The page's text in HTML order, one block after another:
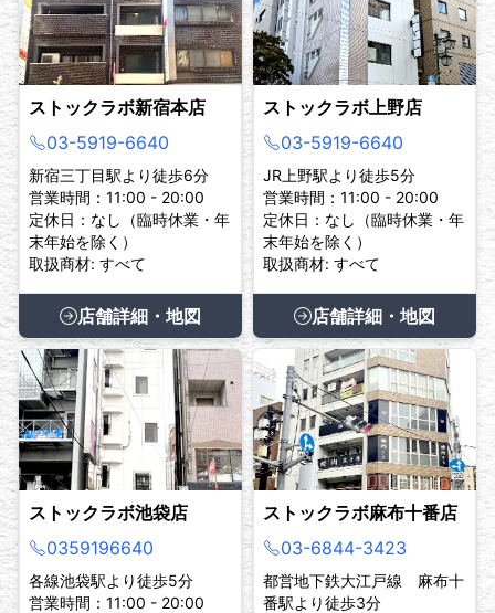
ストックラボ新宿本店
03-5919-6640
新宿三丁目駅より徒歩6分
営業時間：11:00 - 20:00
定休日：なし（臨時休業・年
末年始を除く）
取扱商材: すべて
店舗詳細・地図
ストックラボ上野店
03-5919-6640
JR上野駅より徒歩5分
営業時間：11:00 - 20:00
定休日：なし（臨時休業・年
末年始を除く）
取扱商材: すべて
店舗詳細・地図
ストックラボ池袋店
0359196640
各線池袋駅より徒歩5分
営業時間：11:00 - 20:00
ストックラボ麻布十番店
03-6844-3423
都営地下鉄大江戸線 麻布十
番駅より徒歩3分